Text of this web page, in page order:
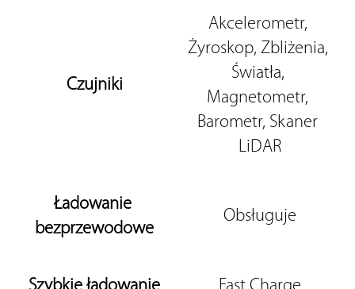
Czujniki
Akcelerometr,
Żyroskop, Zbliżenia,
Światła,
Magnetometr,
Barometr, Skaner
LiDAR
Ładowanie
bezprzewodowe
Obsługuje